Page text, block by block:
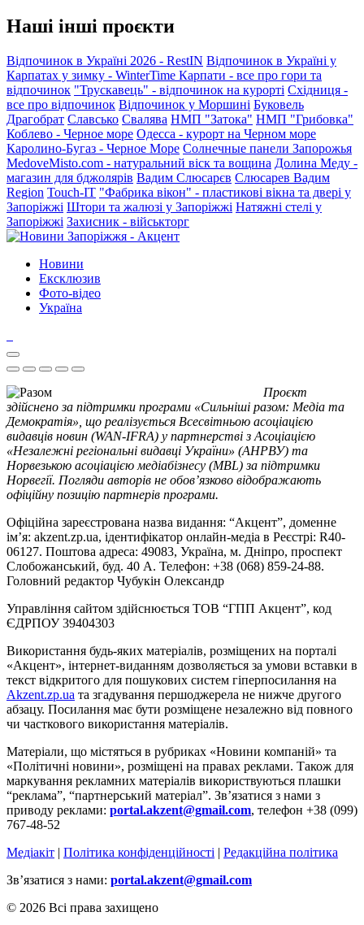
Наші інші проєкти
Відпочинок в Україні 2026 - RestIN Відпочинок в Україні у
Карпатах у зимку - WinterTime Карпати - все про гори та
відпочинок "Трускавець" - відпочинок на курорті Східниця -
все про відпочинок Відпочинок у Моршині Буковель
Драгобрат Славсько Свалява НМП "Затока" НМП "Грибовка"
Коблево - Черное море Одесса - курорт на Черном море
Каролино-Бугаз - Черное Море Солнечные панели Запорожья
MedoveMisto.com - натуральний віск та вощина Долина Меду -
магазин для бджолярів Вадим Слюсарєв Слюсарев Вадим
Region Touch-IT "Фабрика вікон" - пластикові вікна та двері у
Запоріжжі Штори та жалюзі у Запоріжжі Натяжні стелі у
Запоріжжі Захисник - військторг
Новини
Ексклюзив
Фото-відео
Україна
Проєкт
здійснено за підтримки програми «Сильніші разом: Медіа та
Демократія», що реалізується Всесвітньою асоціацією
видавців новин (WAN-IFRA) у партнерстві з Асоціацією
«Незалежні регіональні видавці України» (АНРВУ) та
Норвезькою асоціацією медіабізнесу (MBL) за підтримки
Норвегії. Погляди авторів не обов’язково відображають
офіційну позицію партнерів програми.
Офіційна зареєстрована назва видання: “Акцент”, доменне
ім’я: akzent.zp.ua, ідентифікатор онлайн-медіа в Реєстрі: R40-
06127. Поштова адреса: 49083, Україна, м. Дніпро, проспект
Слобожанський, буд. 40 А. Телефон: +38 (068) 859-24-88.
Головний редактор Чубукін Олександр
Управління сайтом здійснюється ТОВ “ГПП Акцент”, код
ЄДРПОУ 39404303
Використання будь-яких матеріалів, розміщених на порталі
«Акцент», інтернет-виданням дозволяється за умови вставки в
текст відкритого для пошукових систем гіперпосилання на
Akzent.zp.ua та згадування першоджерела не нижче другого
абзацу. Посилання має бути розміщене незалежно від повного
чи часткового використання матеріалів.
Матеріали, що містяться в рубриках «Новини компаній» та
«Політичні новини», розміщені на правах реклами. Також для
маркування рекламних матеріалів використвуються плашки
“реклама”, “партнерський матеріал”. Зв’язатися з нами з
приводу реклами: portal.akzent@gmail.com, телефон +38 (099)
767-48-52
Медіакіт | Політика конфіденційності | Редакційна політика
Зв’язатися з нами: portal.akzent@gmail.com
© 2026 Всі права захищено